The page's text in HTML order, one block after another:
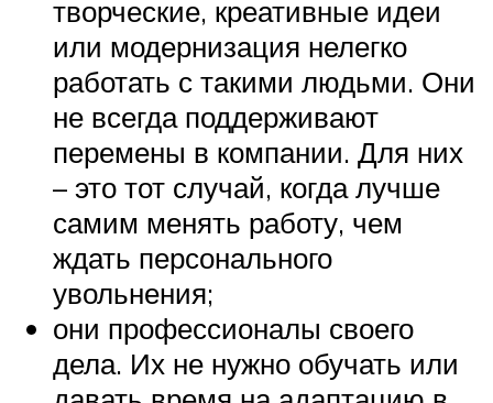
творческие, креативные идеи
или модернизация нелегко
работать с такими людьми. Они
не всегда поддерживают
перемены в компании. Для них
– это тот случай, когда лучше
самим менять работу, чем
ждать персонального
увольнения;
они профессионалы своего
дела. Их не нужно обучать или